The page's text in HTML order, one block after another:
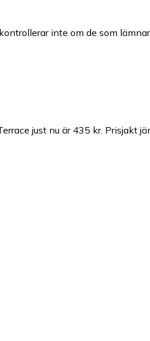
inte om de som
just nu är 435 kr. Prisjakt